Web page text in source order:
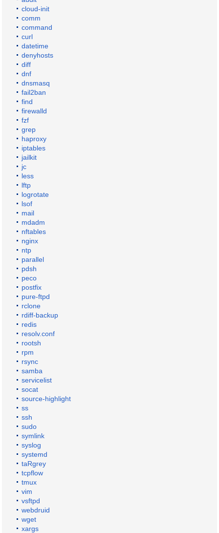
cloud-init
comm
command
curl
datetime
denyhosts
diff
dnf
dnsmasq
fail2ban
find
firewalld
fzf
grep
haproxy
iptables
jailkit
jc
less
lftp
logrotate
lsof
mail
mdadm
nftables
nginx
ntp
parallel
pdsh
peco
postfix
pure-ftpd
rclone
rdiff-backup
redis
resolv.conf
rootsh
rpm
rsync
samba
servicelist
socat
source-highlight
ss
ssh
sudo
symlink
syslog
systemd
taRgrey
tcpflow
tmux
vim
vsftpd
webdruid
wget
xargs